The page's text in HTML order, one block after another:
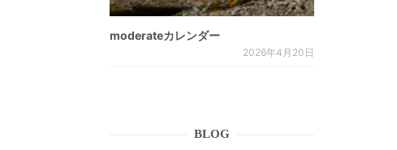
moderateカレンダー
2026年4月20日
BLOG